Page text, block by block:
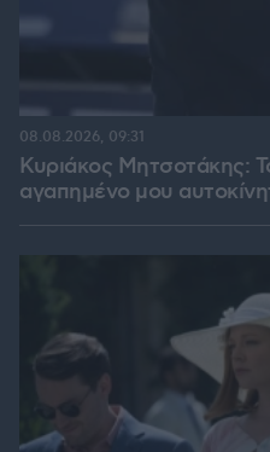
Κυριάκος Μητσοτάκης:
αγαπημένο μου
08.08.2026, 09:31